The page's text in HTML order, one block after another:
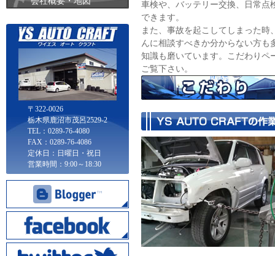
〒322-0026
栃木県鹿沼市茂呂2529-2
TEL：0289-76-4080
FAX：0289-76-4086
定休日：日曜日・祝日
営業時間：9:00～18:30
車検や、バッテリー交換、日常点
できます。
また、事故を起こしてしまった
んに相談すべきか分からない方も
知識も磨いています。こだわりペ
ご覧下さい。